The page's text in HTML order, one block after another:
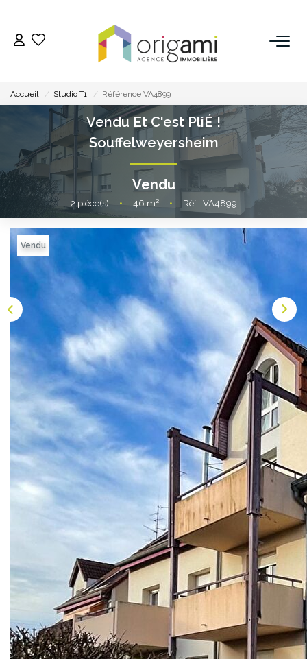
ACHETER
LOUER
VENDRE
Pourquoi Nous Choisir ?
Nos Biens Vendus
GESTION
NOS AGENCES
Les Agences Origami
Notre Philosophie
Notre Équipe
Nous Rejoindre
Vos Avis
ESPACE BAILLEURS
ESPACE VENDEUR
CONTACT
Accueil Studio T1 Référence VA4899
Vendu Et C'est PliÉ !
Souffelweyersheim
Vendu
2 pièce(s) • 46 m² • Réf : VA4899
Vendu
Description
Réf : VA4899
VENDU ET C'EST PLIÉ !Si vous aussi vous cherchez un
bien sur ce secteur, nous vous proposons de nous
écrire à info@origami.immo afin de nous transmettre
votre requête ou de vous inscrire sur notre site
www.origami.immo.Ainsi, vous recevrez en avant
première et avant toute diffusion nos offres par mail !A
bientôt !La Team ORIGAMI
Nos honoraires Nous contacter